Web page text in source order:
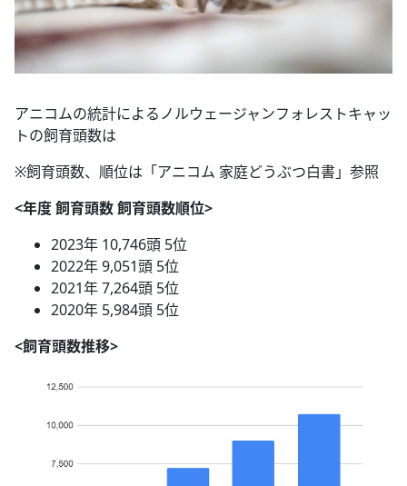
アニコムの統計によるノルウェージャンフォレストキャッ
トの飼育頭数は
※飼育頭数、順位は「アニコム 家庭どうぶつ白書」参照
<年度 飼育頭数 飼育頭数順位>
2023年 10,746頭 5位
2022年 9,051頭 5位
2021年 7,264頭 5位
2020年 5,984頭 5位
<飼育頭数推移>